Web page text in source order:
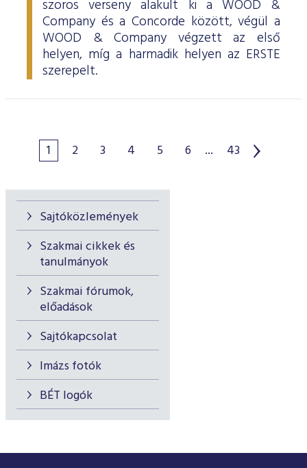
Sajtóközlemények
Szakmai cikkek és
tanulmányok
Szakmai fórumok,
előadások
Sajtókapcsolat
Imázs fotók
BÉT logók
szoros verseny alakult ki a WOOD &
Company és a Concorde között, végül a
WOOD & Company végzett az első
helyen, míg a harmadik helyen az ERSTE
szerepelt.
1 2 3 4 5 6 ... 43